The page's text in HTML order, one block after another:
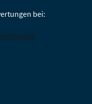
bei: